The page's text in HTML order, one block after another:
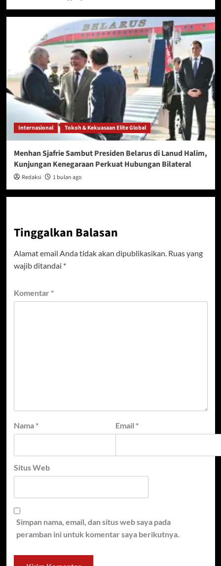
Internasional Tokoh & Kekuasaan Elite Global
Menhan Sjafrie Sambut Presiden Belarus di Lanud Halim,
Kunjungan Kenegaraan Perkuat Hubungan Bilateral
Redaksi 1 bulan ago
Tinggalkan Balasan
Alamat email Anda tidak akan dipublikasikan. Ruas yang
wajib ditandai *
Komentar *
Nama * Email *
Situs Web
Simpan nama, email, dan situs web saya pada
peramban ini untuk komentar saya berikutnya.